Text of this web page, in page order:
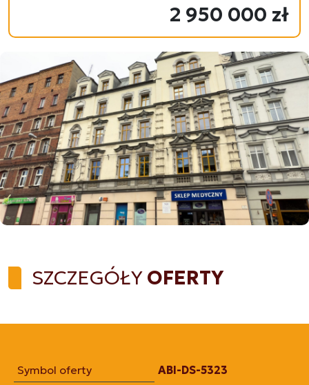
2 950 000 zł
SZCZEGÓŁY OFERTY
Symbol oferty
ABI-DS-5323